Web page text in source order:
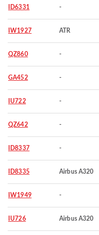
ID6331 -
IW1927 ATR
QZ860 -
GA452 -
IU722 -
QZ642 -
ID8337 -
ID8335 Airbus A320
IW1949 -
IU726 Airbus A320